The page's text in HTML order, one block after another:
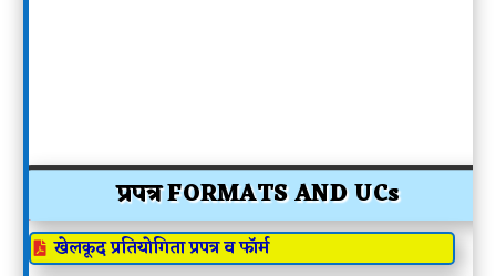
प्रपत्र FORMATS AND UCs
 खेलकूद प्रतियोगिता प्रपत्र व फॉर्म